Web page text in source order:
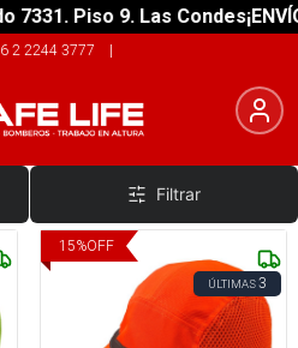
7331. Piso 9. Las Condes
2 2244 3777 |
Filtrar
15%OFF
ÚLTIMAS3